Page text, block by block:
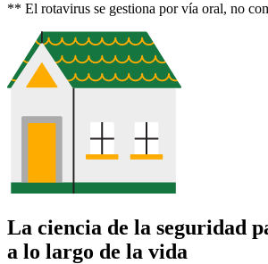
** El rotavirus se gestiona por vía oral, no
La ciencia de la seguridad
a lo largo de la vida